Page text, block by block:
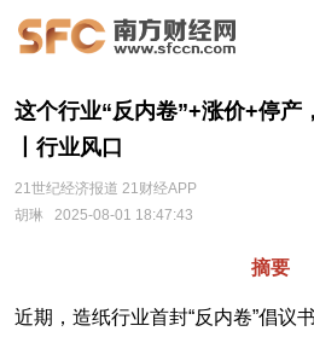
这个行业“反内卷”+涨价+停产
丨行业风口
21世纪经济报道 21财经APP
胡琳
2025-08-01 18:47:43
摘要
近期，造纸行业首封“反内卷”倡议